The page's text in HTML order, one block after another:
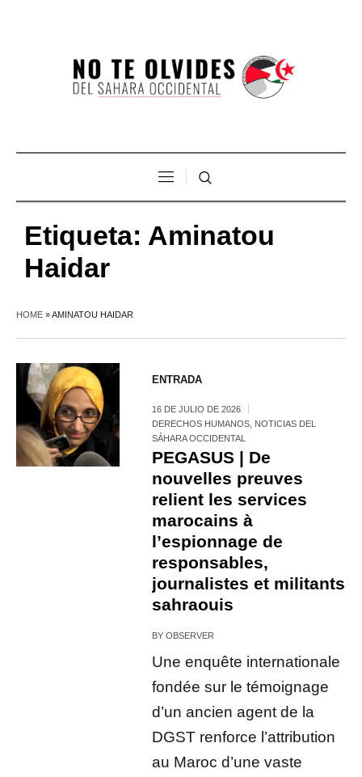
Etiqueta: Aminatou
Haidar
HOME »AMINATOU HAIDAR
ENTRADA
16 DE JULIO DE 2026
DERECHOS HUMANOS NOTICIAS DEL
SÁHARA OCCIDENTAL
PEGASUS | De
nouvelles preuves
relient les services
marocains à
l’espionnage de
responsables,
journalistes et militants
sahraouis
BYOBSERVER
Une enquête internationale
fondée sur le témoignage
d’un ancien agent de la
DGST renforce l’attribution
au Maroc d’une vaste